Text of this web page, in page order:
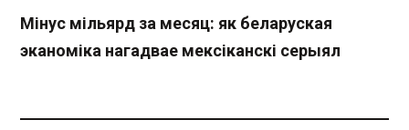
Мінус мільярд за месяц: як беларуская
эканоміка нагадвае мексіканскі серыял